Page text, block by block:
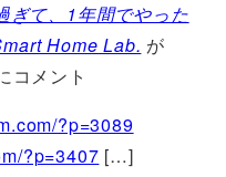
ぎて、1年間でやった
Home Lab. が
コメント
?p=3089
?p=3407 […]